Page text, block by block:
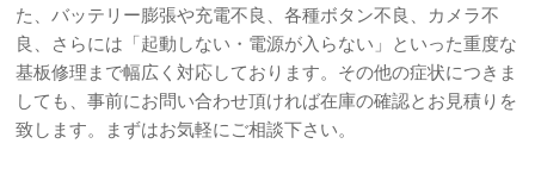
た、バッテリー膨張や充電不良、各種ボタン不良、カメラ不
良、さらには「起動しない・電源が入らない」といった重度な
基板修理まで幅広く対応しております。その他の症状につきま
しても、事前にお問い合わせ頂ければ在庫の確認とお見積りを
致します。まずはお気軽にご相談下さい。